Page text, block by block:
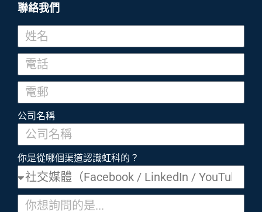
聯絡我們
公司名稱
你是從哪個渠道認識虹科的？